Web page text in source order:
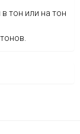
тон или на тон